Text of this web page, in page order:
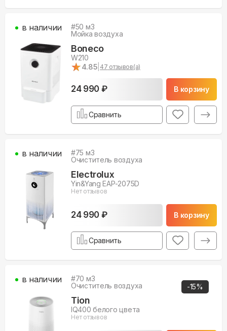
#50 м3
Мойка воздуха
Boneco
W210
★
★4.85 47 отзывов(а)
24 990 ₽ В корзину
в наличии
Сравнить
#75 м3
Очиститель воздуха
Electrolux
Yin&Yang EAP-2075D
Нет отзывов
24 990 ₽ В корзину
в наличии
Сравнить
-15%
#70 м3
Очиститель воздуха
Tion
IQ400 белого цвета
Нет отзывов
в наличии